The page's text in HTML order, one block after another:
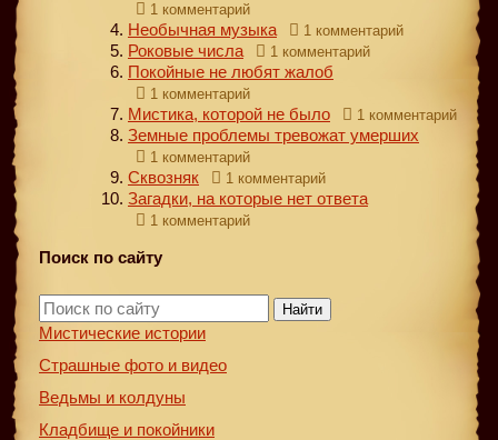
1 комментарий
Необычная музыка 1 комментарий
Роковые числа 1 комментарий
Покойные не любят жалоб
1 комментарий
Мистика, которой не было 1 комментарий
Земные проблемы тревожат умерших
1 комментарий
Сквозняк 1 комментарий
Загадки, на которые нет ответа
1 комментарий
Поиск по сайту
Найти
Мистические истории
Страшные фото и видео
Ведьмы и колдуны
Кладбище и покойники